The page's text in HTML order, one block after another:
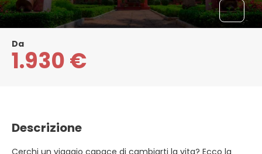
Da
1.930 €
Descrizione
Cerchi un viaggio capace di cambiarti la vita? Ecco la